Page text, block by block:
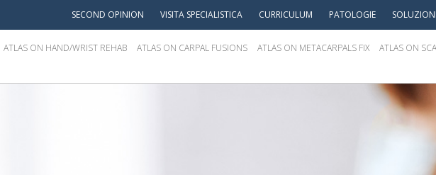
SECOND OPINION VISITA SPECIALISTICA CURRICULUM PATOLOGIE SOLUZIONI
ATLAS ON
ATLAS ON METACARPALS FIX
ATLAS ON CARPAL FUSIONS
ATLAS ON HAND/WRIST REHAB